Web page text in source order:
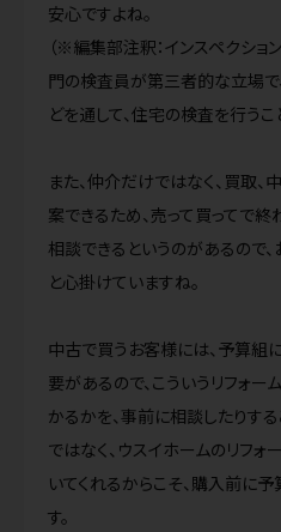
安心ですよね。
（※編集部注釈：インスペクショ
門の検査員が第三者的な立場で
どを通して、住宅の検査を行うこ
また、仲介だけではなく、買取
案できるため、売って買ってで
相談できるというのがあるので
と心掛けていますね。
中古で買うお客様には、予算組
要があるので、こういうリフォ
かるかを、事前に相談したりす
ではなく、ウスイホームのリフ
いてくれるからこそ、購入前に
す。